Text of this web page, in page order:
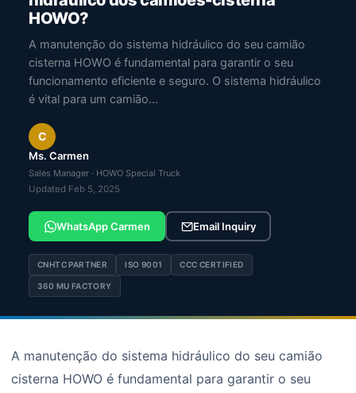
HOWO?
A manutenção do sistema hidráulico do seu camião
cisterna HOWO é fundamental para garantir o seu
funcionamento eficiente e seguro. O sistema hidráulico
é vital para um camião…
C
Ms. Carmen
Sales Manager · HOWO Special Truck
Updated Feb 5, 2025
WhatsApp Carmen Email Inquiry
CNHTC PARTNER ISO 9001 CCC CERTIFIED
360 MU FACTORY
A manutenção do sistema hidráulico do seu camião
cisterna HOWO é fundamental para garantir o seu